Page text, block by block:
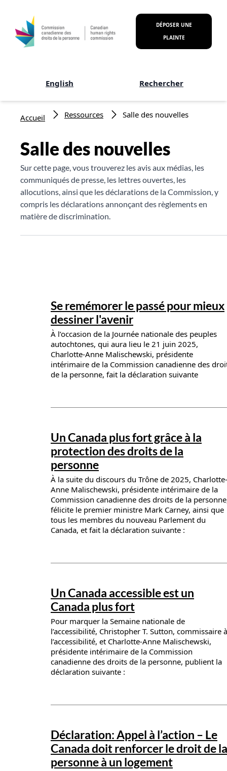
English Rechercher
DÉPOSER UNE
PLAINTE
Fil d'Ariane
Accueil Ressources Salle des nouvelles
Salle des nouvelles
Sur cette page, vous trouverez les avis aux médias, les
communiqués de presse, les lettres ouvertes, les
allocutions, ainsi que les déclarations de la Commission, y
compris les déclarations annonçant des règlements en
matière de discrimination.
Se remémorer le passé pour mieux
dessiner l'avenir
À l’occasion de la Journée nationale des peuples
autochtones, qui aura lieu le 21 juin 2025,
Charlotte-Anne Malischewski, présidente
intérimaire de la Commission canadienne des
de la personne, fait la déclaration suivante
News details
Un Canada plus fort grâce à la
protection des droits de la
personne
À la suite du discours du Trône de 2025, Charlotte-
Anne Malischewski, présidente intérimaire de la
Commission canadienne des droits de la
félicite le premier ministre Mark Carney, ainsi que
tous les membres du nouveau Parlement du
Canada, et fait la déclaration suivante :
News details
Un Canada accessible est un
Canada plus fort
Pour marquer la Semaine nationale de
l’accessibilité, Christopher T. Sutton, commissaire à
l’accessibilité, et Charlotte-Anne Malischewski,
présidente intérimaire de la Commission
canadienne des droits de la personne, publient la
déclaration suivante :
News details
Déclaration: Appel à l’action – Le
Canada doit renforcer le droit de la
personne à un logement
News details